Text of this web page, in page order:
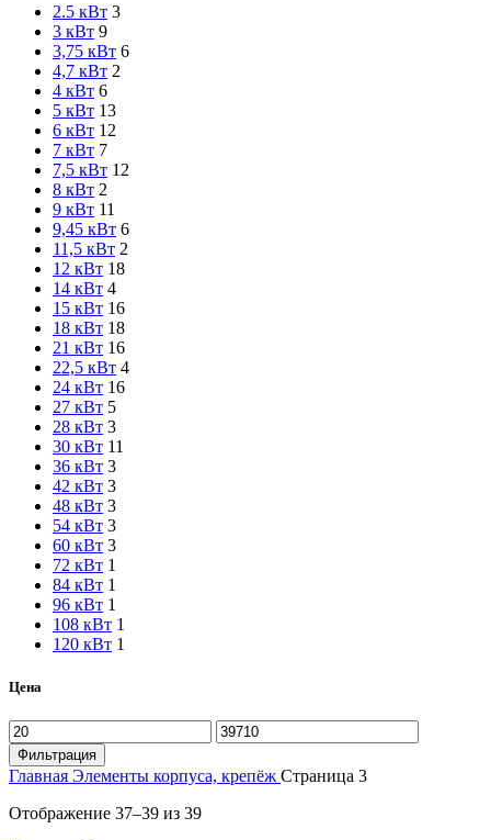
2.5 кВт 3
3 кВт 9
3,75 кВт 6
4,7 кВт 2
4 кВт 6
5 кВт 13
6 кВт 12
7 кВт 7
7,5 кВт 12
8 кВт 2
9 кВт 11
9,45 кВт 6
11,5 кВт 2
12 кВт 18
14 кВт 4
15 кВт 16
18 кВт 18
21 кВт 16
22,5 кВт 4
24 кВт 16
27 кВт 5
28 кВт 3
30 кВт 11
36 кВт 3
42 кВт 3
48 кВт 3
54 кВт 3
60 кВт 3
72 кВт 1
84 кВт 1
96 кВт 1
108 кВт 1
120 кВт 1
Цена
Фильтрация
Главная Элементы корпуса, крепёж Страница 3
Отображение 37–39 из 39